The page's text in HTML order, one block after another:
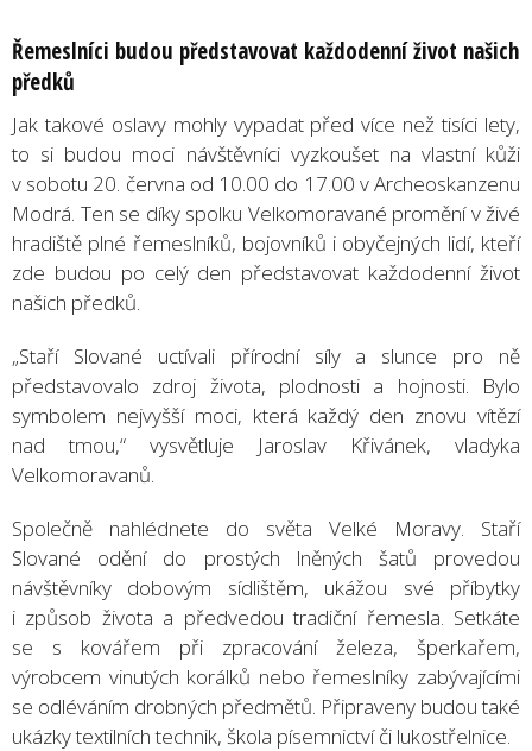
Řemeslníci budou představovat každodenní život našich
předků
Jak takové oslavy mohly vypadat před více než tisíci lety,
to si budou moci návštěvníci vyzkoušet na vlastní kůži
v sobotu 20. června od 10.00 do 17.00 v Archeoskanzenu
Modrá. Ten se díky spolku Velkomoravané promění v živé
hradiště plné řemeslníků, bojovníků i obyčejných lidí, kteří
zde budou po celý den představovat každodenní život
našich předků.
„Staří Slované uctívali přírodní síly a slunce pro ně
představovalo zdroj života, plodnosti a hojnosti. Bylo
symbolem nejvyšší moci, která každý den znovu vítězí
nad tmou,“ vysvětluje Jaroslav Křivánek, vladyka
Velkomoravanů.
Společně nahlédnete do světa Velké Moravy. Staří
Slované odění do prostých lněných šatů provedou
návštěvníky dobovým sídlištěm, ukážou své příbytky
i způsob života a předvedou tradiční řemesla. Setkáte
se s kovářem při zpracování železa, šperkařem,
výrobcem vinutých korálků nebo řemeslníky zabývajícími
se odléváním drobných předmětů. Připraveny budou také
ukázky textilních technik, škola písemnictví či lukostřelnice.